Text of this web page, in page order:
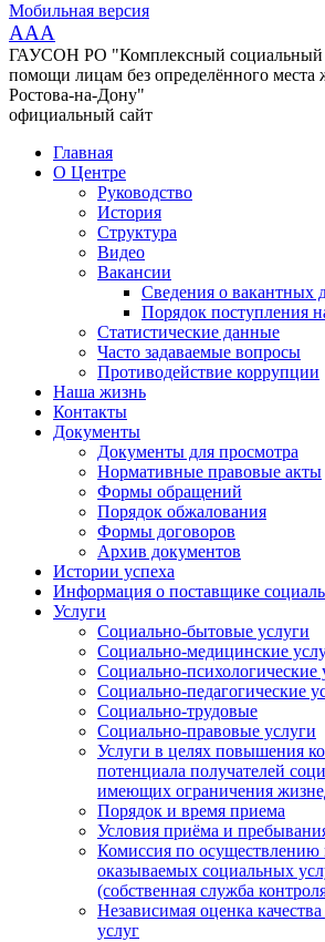
Мобильная версия
AAA
ГАУСОН РО "Комплексный социальный
помощи лицам без определённого места
Ростова-на-Дону"
официальный сайт
Главная
О Центре
Руководство
История
Структура
Видео
Вакансии
Сведения о вакантных
Порядок поступления
Статистические данные
Часто задаваемые вопросы
Противодействие коррупции
Наша жизнь
Контакты
Документы
Документы для просмотра
Нормативные правовые акты
Формы обращений
Порядок обжалования
Формы договоров
Архив документов
Истории успеха
Информация о поставщике
Услуги
Социально-бытовые услуги
Социально-медицинские
Социально-психологические
Социально-педагогические
Социально-трудовые
Социально-правовые услуги
Услуги в целях повышения
потенциала получателей
имеющих ограничения
Порядок и время приема
Условия приёма и
Комиссия по осуществлению
оказываемых социальных
(собственная служба
Независимая оценка
услуг